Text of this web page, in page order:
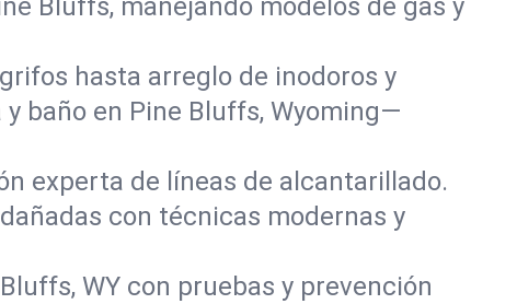
Bluffs, manejando modelos de gas y
hasta arreglo de inodoros y
baño en Pine Bluffs, Wyoming—
experta de líneas de alcantarillado.
con técnicas modernas y
WY con pruebas y prevención